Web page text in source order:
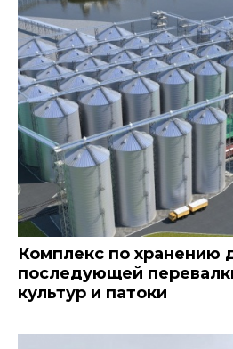
Комплекс по хранению
последующей
культур и патоки